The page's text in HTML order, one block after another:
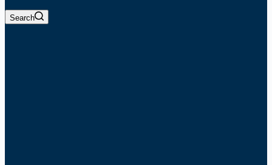
Search